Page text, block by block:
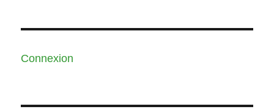
Connexion